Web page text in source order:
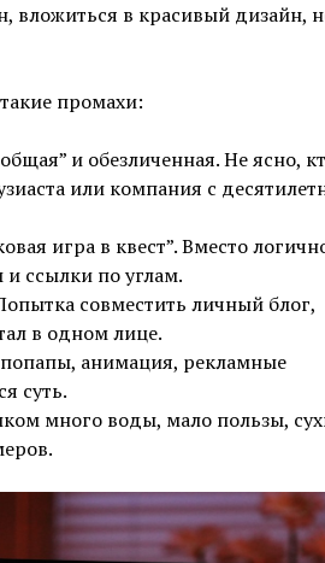
в красивый дизайн,
промахи:
и обезличенная. Не ясно,
или компания с
игра в квест”. Вместо
ссылки по углам.
совместить личный блог,
в одном лице.
анимация, рекламные
суть.
много воды, мало пользы,